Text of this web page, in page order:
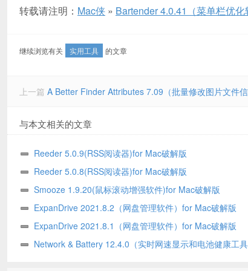
转载请注明： Mac侠 » Bartender 4.0.41（菜单栏优
继续浏览有关 实用工具 的文章
上一篇 A Better Finder Attributes 7.09（批量修改图片文件
与本文相关的文章
Reeder 5.0.9(RSS阅读器)for Mac破解版
Reeder 5.0.8(RSS阅读器)for Mac破解版
Smooze 1.9.20(鼠标滚动增强软件)for Mac破解版
ExpanDrive 2021.8.2（网盘管理软件）for Mac破解版
ExpanDrive 2021.8.1（网盘管理软件）for Mac破解版
Network & Battery 12.4.0（实时网速显示和电池健康工